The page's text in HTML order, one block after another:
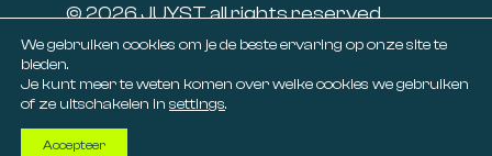
© 2026 JUYST all rights reserved
Linkedin
Facebook
We gebruiken cookies om je de beste ervaring op onze site te
bieden.
Je kunt meer te weten komen over welke cookies we gebruiken
of ze uitschakelen in settings.
Accepteer